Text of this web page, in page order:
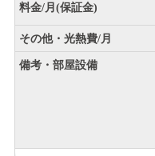
料金/月(保証金)
その他・光熱費/月
備考・部屋設備